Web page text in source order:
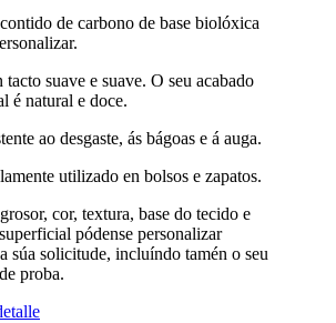
de carbono de base biolóxica
tacto suave e suave. O seu acabado
é natural e doce.
ao desgaste, ás bágoas e á auga.
utilizado en bolsos e zapatos.
cor, textura, base do tecido e
pódense personalizar
súa solicitude, incluíndo tamén o seu
proba.